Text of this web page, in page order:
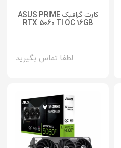
کارت گرافیک ASUS PRIME
RTX 5060 TI OC 16GB
لطفا تماس بگیرید